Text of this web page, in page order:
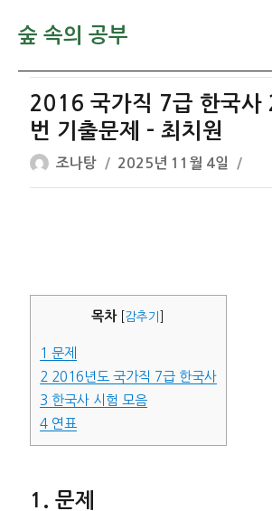
숲 속의 공부
2016 국가직 7급 한국사
번 기출문제 – 최치원
글
쓴
조나탕
작
성
2025년 11월 4일
목차 감추기
1 문제
2 2016년도 국가직 7급 한국사
3 한국사 시험 모음
4연표
문제